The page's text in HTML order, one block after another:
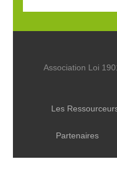
Association Loi
Les
Partenaires